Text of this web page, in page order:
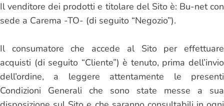
Il venditore dei prodotti e titolare del Sito è: Bu-net con
sede a Carema -TO- (di seguito “Negozio”).
Il consumatore che accede al Sito per effettuare
acquisti (di seguito “Cliente”) è tenuto, prima dell’invio
dell’ordine, a leggere attentamente le presenti
Condizioni Generali che sono state messe a sua